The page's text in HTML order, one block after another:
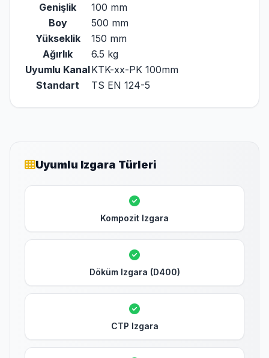
Genişlik
100 mm
Boy
500 mm
Yükseklik
150 mm
Ağırlık
6.5 kg
Uyumlu KanalKTK-xx-PK 100mm
Standart
TS EN 124-5
Uyumlu Izgara Türleri
Kompozit Izgara
Döküm Izgara (D400)
CTP Izgara